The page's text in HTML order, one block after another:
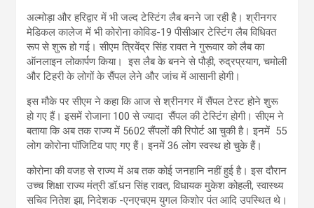
अल्मोड़ा और हरिद्वार में भी जल्द टेस्टिंग लैब बनने जा रही है। श्रीनगर
मेडिकल कालेज में भी कोरोना कोविड-19 पीसीआर टेस्टिंग लैब विधिवत
रूप से शुरू हो गई। सीएम त्रिवेंद्र सिंह रावत ने गुरूवार को लैब का
ऑनलाइन लोकार्पण किया। इस लैब के बनने से पौड़ी, रुद्रप्रयाग, चमोली
और टिहरी के लोगों के सैंपल लेने और जांच में आसानी होगी।
इस मौके पर सीएम ने कहा कि आज से श्रीनगर में सैंपल टेस्ट होने शुरू
हो गए हैं। इसमें रोजाना 100 से ज्यादा सैंपल की टेस्टिंग होगी। सीएम ने
बताया कि अब तक राज्य में 5602 सैंपलों की रिपोर्ट आ चुकी है। इनमें 55
लोग कोरोना पॉजिटिव पाए गए हैं। इनमें 36 लोग स्वस्थ हो चुके हैं।
कोरोना की वजह से राज्य में अब तक कोई जनहानि नहीं हुई है। इस दौरान
उच्च शिक्षा राज्य मंत्री डॉ.धन सिंह रावत, विधायक मुकेश कोहली, स्वास्थ्य
सचिव नितेश झा, निदेशक -एनएचएम युगल किशोर पंत आदि उपस्थित थे।